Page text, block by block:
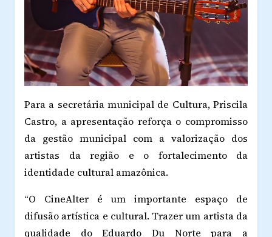
Para a secretária municipal de Cultura, Priscila
Castro, a apresentação reforça o compromisso
da gestão municipal com a valorização dos
artistas da região e o fortalecimento da
identidade cultural amazônica.
“O CineAlter é um importante espaço de
difusão artística e cultural. Trazer um artista da
qualidade do Eduardo Du Norte para a